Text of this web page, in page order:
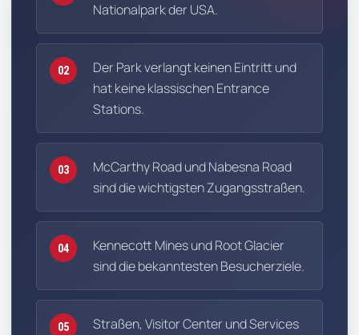
Nationalpark der USA.
02
Der Park verlangt keinen Eintritt und
hat keine klassischen Entrance
Stations.
03
McCarthy Road und Nabesna Road
sind die wichtigsten Zugangsstraßen.
04
Kennecott Mines und Root Glacier
sind die bekanntesten Besucherziele.
05
Straßen, Visitor Center und Services